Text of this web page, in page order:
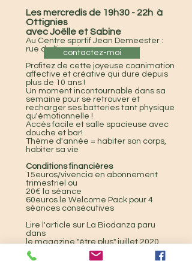
Les mercredis de 19h30 - 22h à
Ottignies
avec Joëlle et Sabine
Au Centre sportif Jean Demeester :
rue de l'invasion
Profitez de cette joyeuse coanimation
affective et créative qui dure depuis
plus de 10 ans !
Un moment incontournable dans sa
semaine pour se retrouver et
recharger ses batteries tant physique
qu'émotionnelle !
Accès facile et salle spacieuse avec
douche et bar!​
Thème d'année = habiter son corps,
habiter sa vie
Conditions financières
15euros/vivencia en abonnement
trimestriel ou
20€ la séance
60euros le Welcome Pack pour 4
séances consécutives
Lire l'article sur La Biodanza paru
dans
le magazine "être plus" juillet 2020
contactez-moi